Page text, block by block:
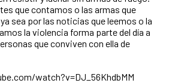
que contamos o las armas que
sea por las noticias que leemos o la
la violencia forma parte del día a
que conviven con ella de
watch?v=DJ_56KhdbMM